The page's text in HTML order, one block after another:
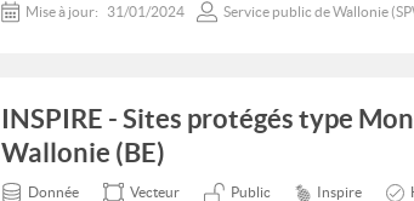
Mise à jour: 31/01/2024 Service public de Wallonie
INSPIRE - Sites protégés type
Wallonie (BE)
Donnée Vecteur Public Inspire